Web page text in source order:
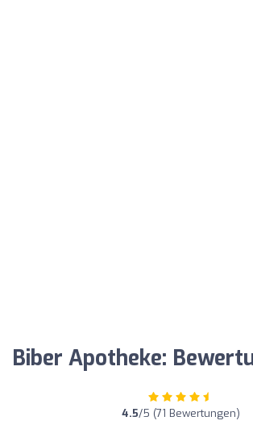
Biber Apotheke:
4.5/5 (71 Bewertungen)